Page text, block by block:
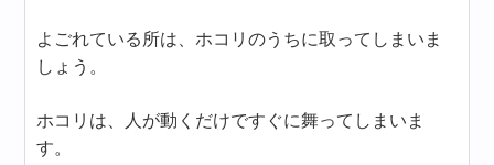
よごれている所は、ホコリのうちに取ってしまいま
しょう。
ホコリは、人が動くだけですぐに舞ってしまいま
す。